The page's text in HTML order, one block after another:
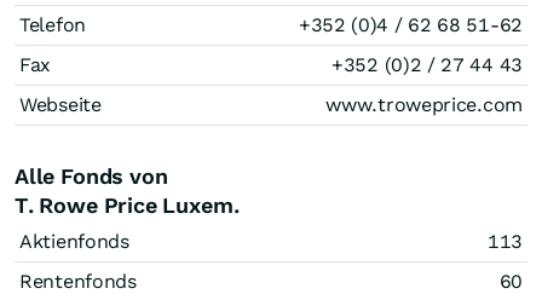
Telefon
+352 (0)4 / 62 68 51-62
Fax
+352 (0)2 / 27 44 43
Webseite
www.troweprice.com
Alle Fonds von
T. Rowe Price Luxem.
Aktienfonds
113
Rentenfonds
60